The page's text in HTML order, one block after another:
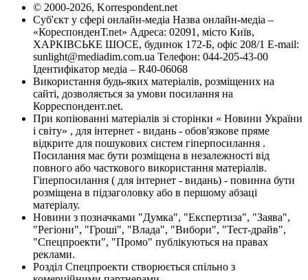
© 2000-2026, Korrespondent.net
Суб'єкт у сфері онлайн-медіа Назва онлайн-медіа –
«КореспонденТ.net» Адреса: 02091, місто Київ,
ХАРКІВСЬКЕ ШОСЕ, будинок 172-Б, офіс 208/1 E-mail:
sunlight@mediadim.com.ua Телефон: 044-205-43-00
Ідентифікатор медіа – R40-06068
Використання будь-яких матеріалів, розміщених на
сайті, дозволяється за умови посилання на
Корреспондент.net.
При копіюванні матеріалів зі сторінки « Новини України
і світу» , для інтернет - видань - обов'язкове пряме
відкрите для пошукових систем гіперпосилання .
Посилання має бути розміщена в незалежності від
повного або часткового використання матеріалів.
Гіперпосилання ( для інтернет - видань) - повинна бути
розміщена в підзаголовку або в першому абзаці
матеріалу.
Новини з позначками "Думка", "Експертиза", "Заява",
"Регіони", "Гроші", "Влада", "Вибори", "Тест-драйв",
"Спецпроекти", "Промо" публікуються на правах
реклами.
Розділ Спецпроекти створюється спільно з